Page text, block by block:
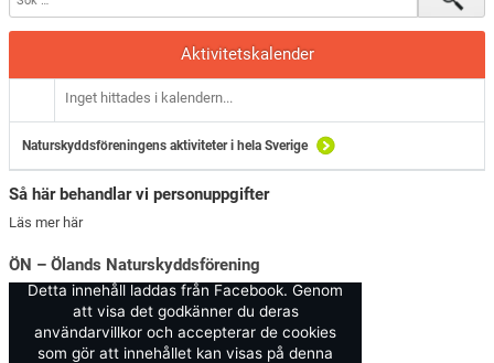
Aktivitetskalender
Inget hittades i kalendern...
Naturskyddsföreningens aktiviteter i hela Sverige
Så här behandlar vi personuppgifter
Läs mer här
ÖN – Ölands Naturskyddsförening
Detta innehåll laddas från Facebook. Genom
att visa det godkänner du deras
användarvillkor och accepterar de cookies
som gör att innehållet kan visas på denna